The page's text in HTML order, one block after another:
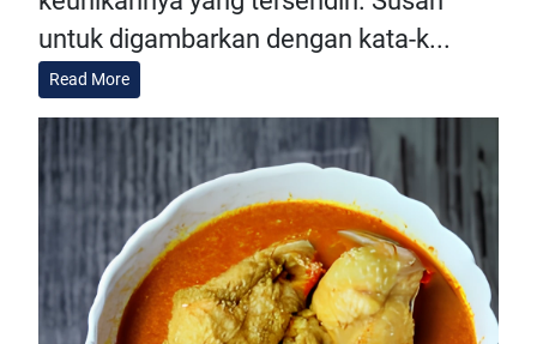
untuk digambarkan dengan kata-k...
Read More